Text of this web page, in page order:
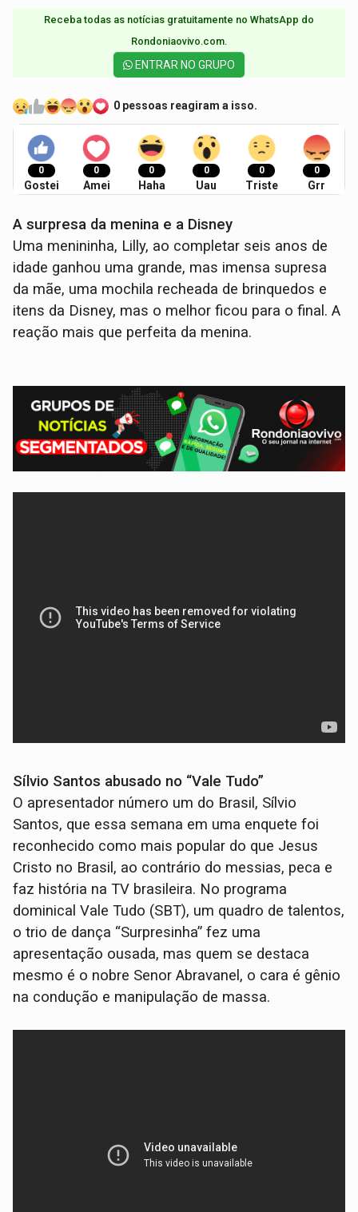
Receba todas as notícias gratuitamente no WhatsApp do
Rondoniaovivo.com.​
ENTRAR NO GRUPO
0 pessoas reagiram a isso.
0
Gostei
0
Amei
0
Haha
0
Uau
0
Triste
0
Grr
A surpresa da menina e a Disney
Uma menininha, Lilly, ao completar seis anos de
idade ganhou uma grande, mas imensa supresa
da mãe, uma mochila recheada de brinquedos e
itens da Disney, mas o melhor ficou para o final. A
reação mais que perfeita da menina.
Sílvio Santos abusado no “Vale Tudo”
O apresentador número um do Brasil, Sílvio
Santos, que essa semana em uma enquete foi
reconhecido como mais popular do que Jesus
Cristo no Brasil, ao contrário do messias, peca e
faz história na TV brasileira. No programa
dominical Vale Tudo (SBT), um quadro de talentos,
o trio de dança “Surpresinha” fez uma
apresentação ousada, mas quem se destaca
mesmo é o nobre Senor Abravanel, o cara é gênio
na condução e manipulação de massa.